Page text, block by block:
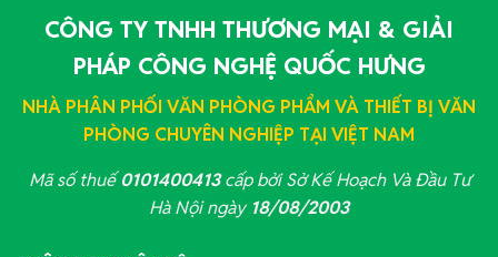
CÔNG TY TNHH THƯƠNG MẠI & GIẢI
PHÁP CÔNG NGHỆ QUỐC HƯNG
NHÀ PHÂN PHỐI VĂN PHÒNG PHẨM VÀ THIẾT BỊ VĂN
PHÒNG CHUYÊN NGHIỆP TẠI VIỆT NAM
Mã số thuế0101400413cấp bởi Sở Kế Hoạch Và Đầu Tư
Hà Nội ngày 18/08/2003